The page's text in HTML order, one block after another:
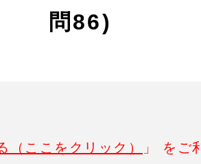
問86)
（ここをクリック） 」 をご